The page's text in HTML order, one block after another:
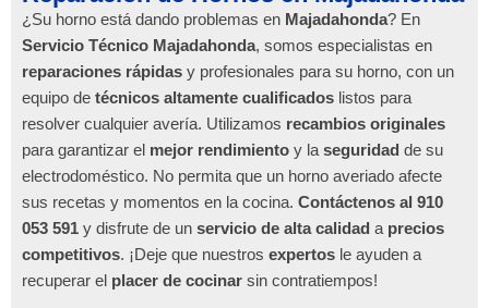
¿Su horno está dando problemas en Majadahonda? En
Servicio Técnico Majadahonda, somos especialistas en
reparaciones rápidas y profesionales para su horno, con un
equipo de técnicos altamente cualificados listos para
resolver cualquier avería. Utilizamos recambios originales
para garantizar el mejor rendimiento y la seguridad de su
electrodoméstico. No permita que un horno averiado afecte
sus recetas y momentos en la cocina. Contáctenos al 910
053 591 y disfrute de un servicio de alta calidad a precios
competitivos. ¡Deje que nuestros expertos le ayuden a
recuperar el placer de cocinar sin contratiempos!